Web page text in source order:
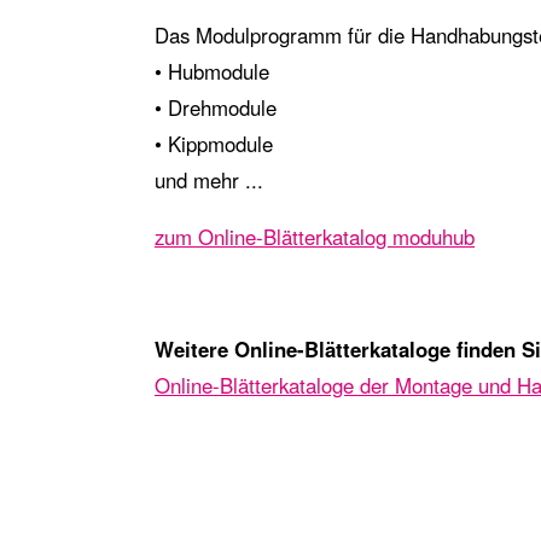
Das Modulprogramm für die
• Hubmodule
• Drehmodule
• Kippmodule
und mehr ...
zum Online-Blätterkatalog moduhub
Weitere Online-Blätterkataloge finden
Online-Blätterkataloge der Montage und